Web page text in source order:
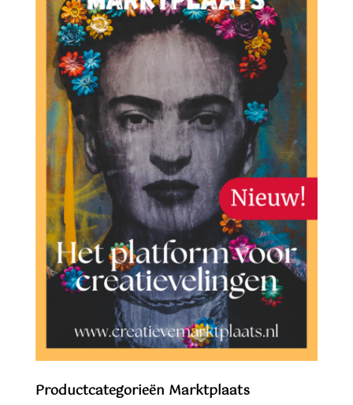
Productcategorieën Marktplaats